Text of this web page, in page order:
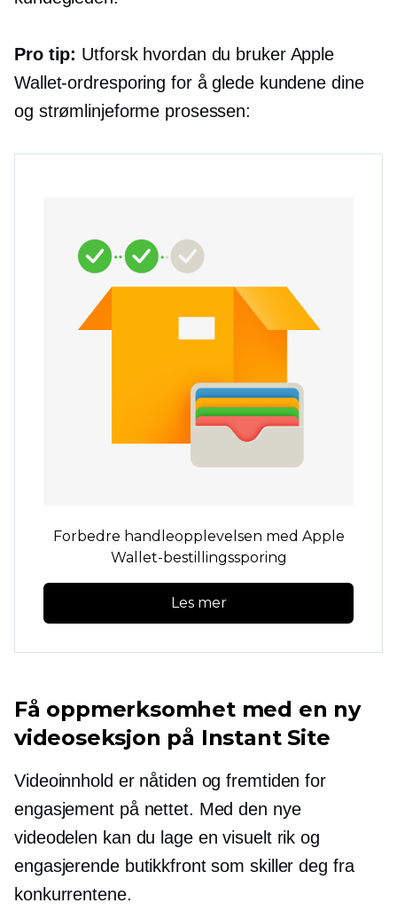
Pro tip: Utforsk hvordan du bruker Apple
Wallet-ordresporing for å glede kundene dine
og strømlinjeforme prosessen:
Forbedre handleopplevelsen med Apple
Wallet-bestillingssporing
Les mer
Få oppmerksomhet med en ny
videoseksjon på Instant Site
Videoinnhold er nåtiden og fremtiden for
engasjement på nettet. Med den nye
videodelen kan du lage en visuelt rik og
engasjerende butikkfront som skiller deg fra
konkurrentene.